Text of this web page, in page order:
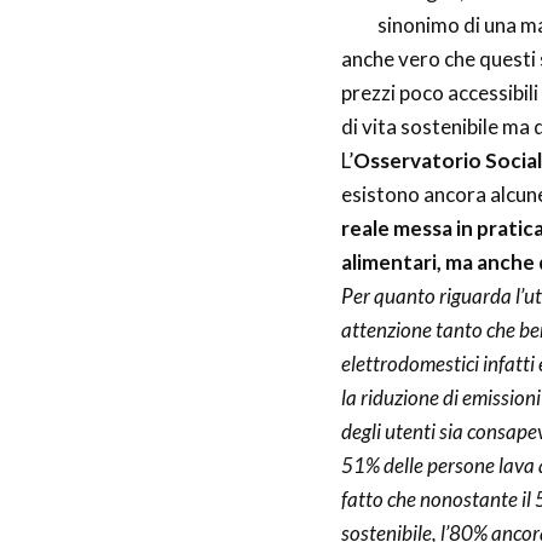
sinonimo di una
anche vero che questi
prezzi poco
di vita sostenibile ma
L’Osservatorio
esistono ancora
reale messa in
alimentari, ma
Per quanto riguarda
attenzione tanto che
elettrodomestici infatti
la riduzione di
degli utenti sia
51% delle persone
fatto che nonostante il
sostenibile, l’80%